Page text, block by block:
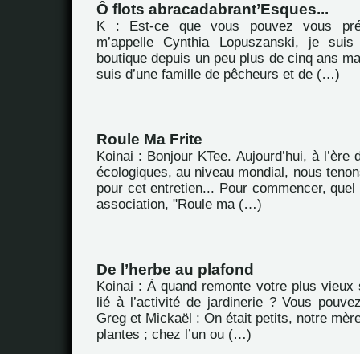
Ô flots abracadabrant’Esques...
K : Est-ce que vous pouvez vous
m’appelle Cynthia Lopuszanski, je
boutique depuis un peu plus de cinq ans
suis d’une famille de pêcheurs et de (…)
Roule Ma Frite
Koinai : Bonjour KTee. Aujourd’hui, à l’ère
écologiques, au niveau mondial, nous
pour cet entretien... Pour commencer, quel
association, "Roule ma (…)
De l’herbe au plafond
Koinai : À quand remonte votre plus vieux
lié à l’activité de jardinerie ? Vous
Greg et Mickaël : On était petits, notre
plantes ; chez l’un ou (…)